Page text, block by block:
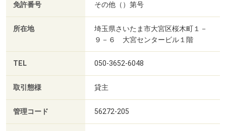
免許番号 その他（）第号
所在地
埼玉県さいたま市大宮区桜木町１－
９－６ 大宮センタービル１階
TEL 050-3652-6048
取引態様 貸主
管理コード 56272-205